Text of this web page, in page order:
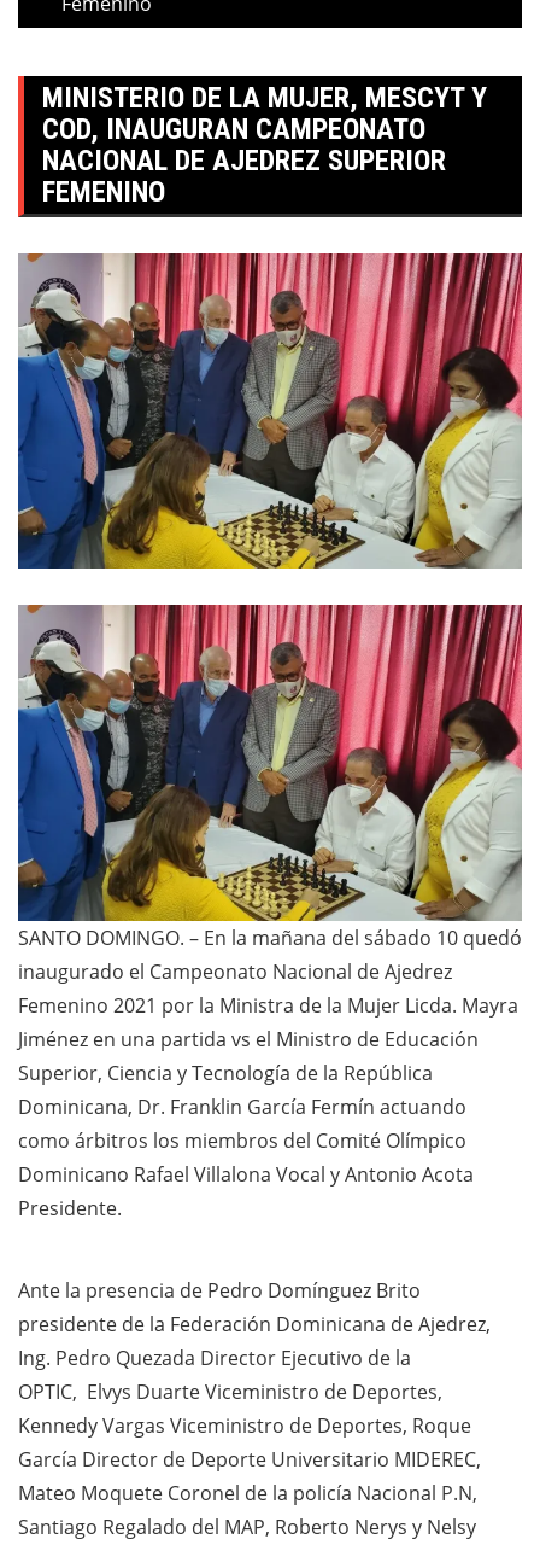
MINISTERIO DE LA MUJER, MESCYT Y
COD, INAUGURAN CAMPEONATO
NACIONAL DE AJEDREZ SUPERIOR
FEMENINO
SANTO DOMINGO. – En la mañana del sábado 10 quedó
inaugurado el Campeonato Nacional de Ajedrez
Femenino 2021 por la Ministra de la Mujer Licda. Mayra
Jiménez en una partida vs el Ministro de Educación
Superior, Ciencia y Tecnología de la República
Dominicana, Dr. Franklin García Fermín actuando
como árbitros los miembros del Comité Olímpico
Dominicano Rafael Villalona Vocal y Antonio Acota
Presidente.
Ante la presencia de Pedro Domínguez Brito
presidente de la Federación Dominicana de Ajedrez,
Ing. Pedro Quezada Director Ejecutivo de la
OPTIC, Elvys Duarte Viceministro de Deportes,
Kennedy Vargas Viceministro de Deportes, Roque
García Director de Deporte Universitario MIDEREC,
Mateo Moquete Coronel de la policía Nacional P.N,
Santiago Regalado del MAP, Roberto Nerys y Nelsy